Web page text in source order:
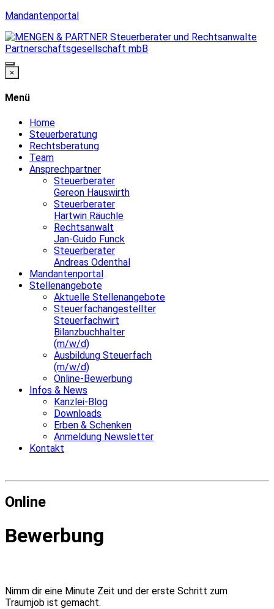
Mandantenportal
×
Menü
Home
Steuerberatung
Rechtsberatung
Team
Ansprechpartner
Steuerberater
Gereon Hauswirth
Steuerberater
Hartwin Räuchle
Rechtsanwalt
Jan-Guido Funck
Steuerberater
Andreas Odenthal
Mandantenportal
Stellenangebote
Aktuelle Stellenangebote
Steuerfachangestellter
Steuerfachwirt
Bilanzbuchhalter
(m/w/d)
Ausbildung Steuerfach
(m/w/d)
Online-Bewerbung
Infos & News
Kanzlei-Blog
Downloads
Erben & Schenken
Anmeldung Newsletter
Kontakt
Online
Bewerbung
Nimm dir eine Minute Zeit und der erste Schritt zum
Traumjob ist gemacht.